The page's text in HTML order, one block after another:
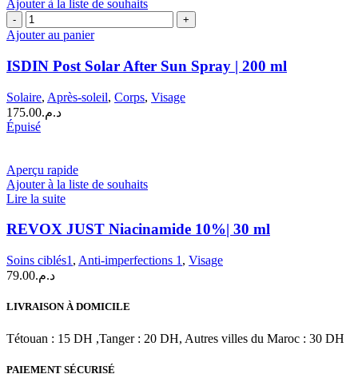
Ajouter à la liste de souhaits
quantité
de
Post
Solar
Sun
Spray
|
Ajouter au panier
ISDIN Post Solar After Sun Spray | 200 ml
Solaire, Après-soleil, Corps, Visage
د.م.175.00
Épuisé
Aperçu rapide
Ajouter à la liste de souhaits
Lire la suite
REVOX JUST Niacinamide 10%| 30 ml
Soins ciblés1 , Anti-imperfections 1 , Visage
د.م.79.00
LIVRAISON À DOMICILE
Tétouan : 15 DH ,Tanger : 20 DH, Autres villes du Maroc : 30 DH
PAIEMENT SÉCURISÉ